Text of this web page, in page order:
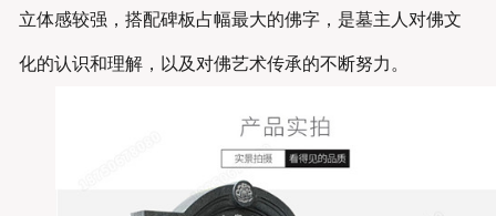
立体感较强，搭配碑板占幅最大的佛字，是墓主人对佛文
化的认识和理解，以及对佛艺术传承的不断努力。